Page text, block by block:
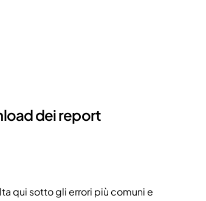
dei report
qui sotto gli errori più comuni e